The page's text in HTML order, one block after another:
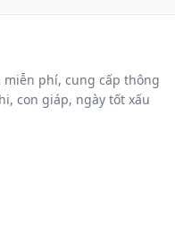
miễn phí, cung cấp thông
con giáp, ngày tốt xấu